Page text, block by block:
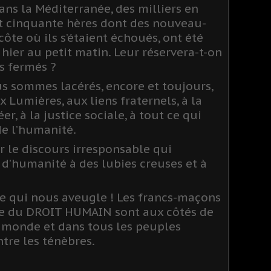
la Méditerranée, des milliers en
cinquante hères dont des nouveau-
où ils s’étaient échoués, ont été
au petit matin. Leur réservera-t-on
fermés ?
sommes lacérés, encore et toujours,
Lumières, aux liens fraternels, à la
à la justice sociale, à tout ce qui
l’humanité.
le discours irresponsable qui
à des lubies creuses et à
qui nous aveugle ! Les francs-maçons
DROIT HUMAIN sont aux côtés de
et dans tous les peuples
les ténèbres.